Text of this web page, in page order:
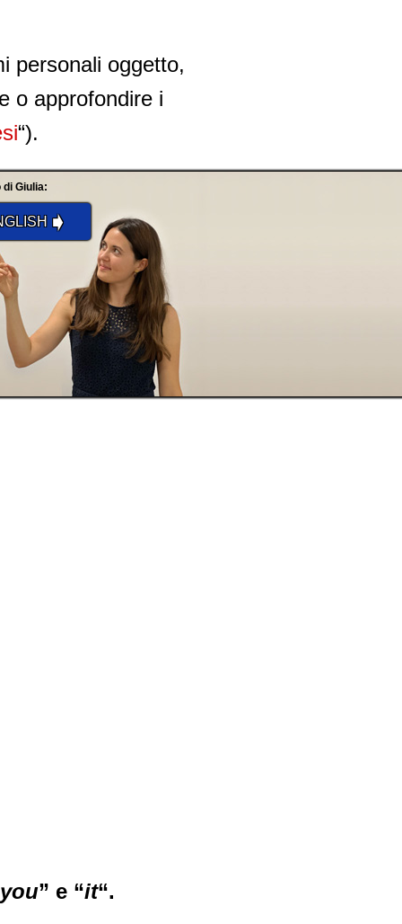
personali oggetto,
o approfondire i
“).
Giulia:
➧
you” e “it“.